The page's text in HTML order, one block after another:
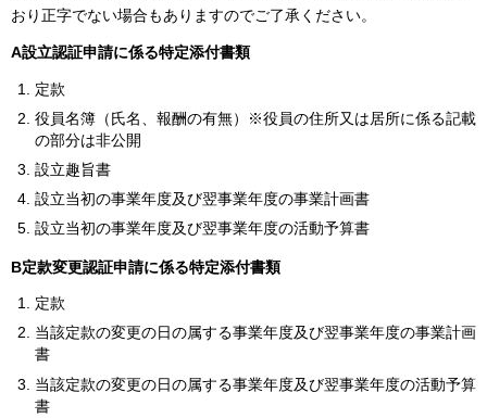
おり正字でない場合もありますのでご了承ください。
A設立認証申請に係る特定添付書類
定款
役員名簿（氏名、報酬の有無）※役員の住所又は居所に係る記載
の部分は非公開
設立趣旨書
設立当初の事業年度及び翌事業年度の事業計画書
設立当初の事業年度及び翌事業年度の活動予算書
B定款変更認証申請に係る特定添付書類
定款
当該定款の変更の日の属する事業年度及び翌事業年度の事業計画
書
当該定款の変更の日の属する事業年度及び翌事業年度の活動予算
書